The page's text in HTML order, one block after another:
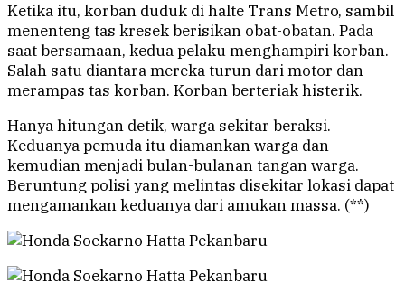
Ketika itu, korban duduk di halte Trans Metro, sambil
menenteng tas kresek berisikan obat-obatan. Pada
saat bersamaan, kedua pelaku menghampiri korban.
Salah satu diantara mereka turun dari motor dan
merampas tas korban. Korban berteriak histerik.
Hanya hitungan detik, warga sekitar beraksi.
Keduanya pemuda itu diamankan warga dan
kemudian menjadi bulan-bulanan tangan warga.
Beruntung polisi yang melintas disekitar lokasi dapat
mengamankan keduanya dari amukan massa. (**)